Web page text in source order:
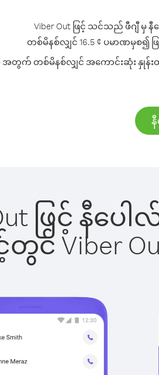
Viber Out ဖြင့် သင်သည် ဖီဂျီ မှ
တစ်မိနစ်လျှင် 16.5 ¢ ပမာဏမှစ၍
အတွက် တစ်မိနစ်လျှင် အကောင်းဆုံး နှုန်း
ဖြင့် နီပ
င် Viber